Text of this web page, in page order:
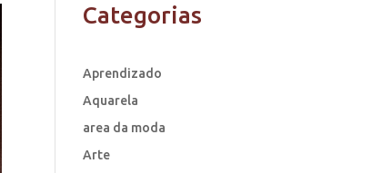
Categorias
Aprendizado
Aquarela
area da moda
Arte